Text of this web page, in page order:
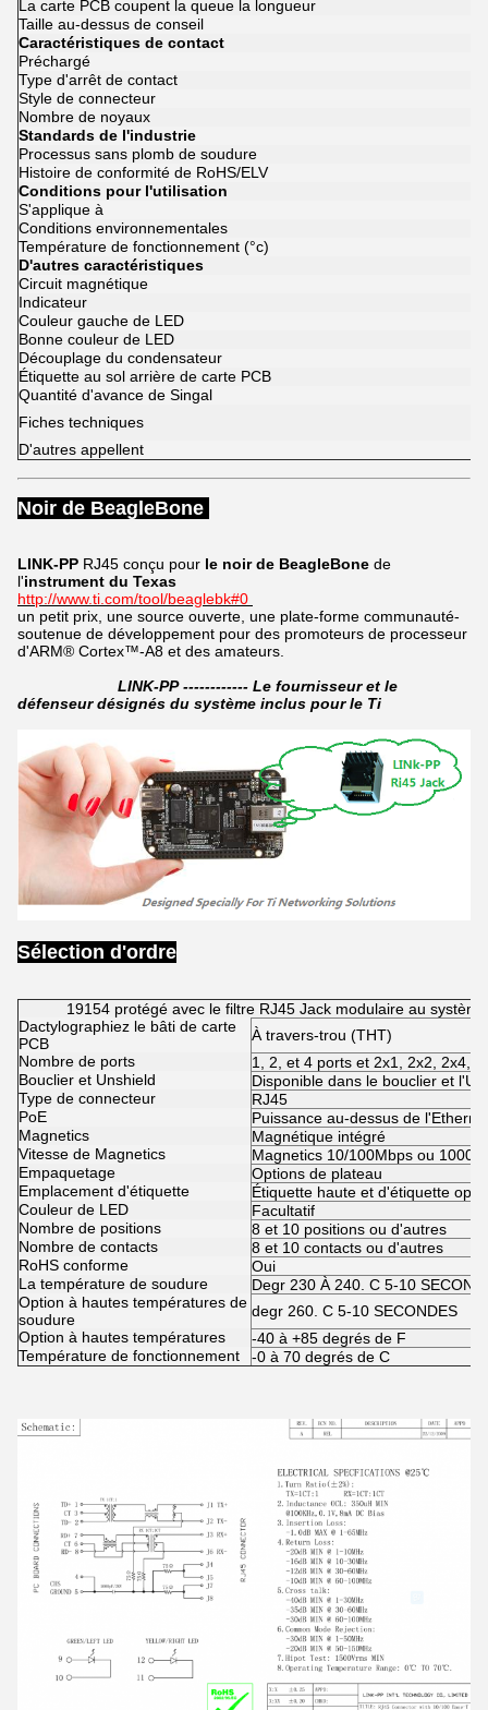
La carte PCB coupent la queue la longueur
Taille au-dessus de conseil
Caractéristiques de contact
Préchargé
Type d'arrêt de contact
Style de connecteur
Nombre de noyaux
Standards de l'industrie
Processus sans plomb de soudure
Histoire de conformité de RoHS/ELV
Conditions pour l'utilisation
S'applique à
Conditions environnementales
Température de fonctionnement (°c)
D'autres caractéristiques
Circuit magnétique
Indicateur
Couleur gauche de LED
Bonne couleur de LED
Découplage du condensateur
Étiquette au sol arrière de carte PCB
Quantité d'avance de Singal
Fiches techniques
D'autres appellent
Noir de BeagleBone
LINK-PP RJ45 conçu pour le noir de BeagleBone de
l'instrument du Texas
http://www.ti.com/tool/beaglebk#0
un petit prix, une source ouverte, une plate-forme communauté-
soutenue de développement pour des promoteurs de processeur
d'ARM® Cortex™-A8 et des amateurs.
LINK-PP ------------ Le fournisseur et le
défenseur désignés du système inclus pour le Ti
Sélection d'ordre
19154 protégé avec le filtre RJ45 Jack modulaire au
Dactylographiez le bâti de carte
PCB
À travers-trou (THT)
Nombre de ports
1, 2, et 4 ports et 2x1, 2x2, 2x4,
Bouclier et Unshield
Disponible dans le bouclier et
Type de connecteur
RJ45
PoE
Puissance au-dessus de
Magnetics
Magnétique intégré
Vitesse de Magnetics
Magnetics 10/100Mbps ou
Empaquetage
Options de plateau
Emplacement d'étiquette
Étiquette haute et d'étiquette
Couleur de LED
Facultatif
Nombre de positions
8 et 10 positions ou d'autres
Nombre de contacts
8 et 10 contacts ou d'autres
RoHS conforme
Oui
La température de soudure
Degr 230 À 240. C 5-10
Option à hautes températures de
soudure
degr 260. C 5-10 SECONDES
Option à hautes températures
-40 à +85 degrés de F
Température de fonctionnement
-0 à 70 degrés de C